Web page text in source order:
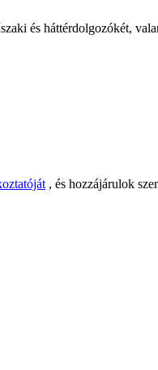
és háttérdolgozókét,
, és hozzájárulok